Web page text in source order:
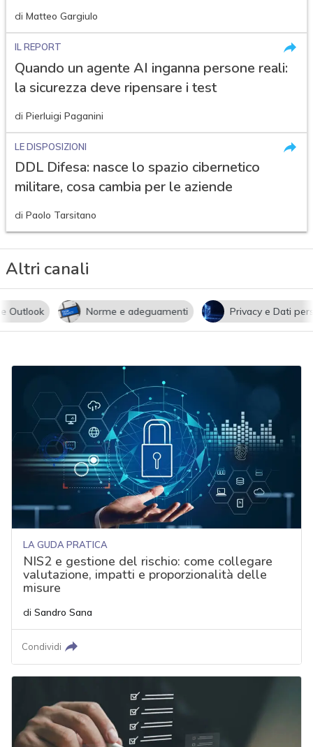
di Matteo Gargiulo
IL REPORT
Quando un agente AI inganna persone reali:
la sicurezza deve ripensare i test
di Pierluigi Paganini
LE DISPOSIZIONI
DDL Difesa: nasce lo spazio cibernetico
militare, cosa cambia per le aziende
di Paolo Tarsitano
Altri canali
Norme e adeguamenti Privacy e Dati
LA GUDA PRATICA
NIS2 e gestione del rischio: come collegare
valutazione, impatti e proporzionalità delle
misure
di Sandro Sana
Condividi